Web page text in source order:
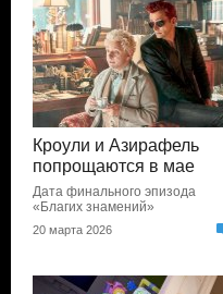
Кроули и Азирафель
попрощаются в мае
Дата финального эпизода
«Благих знамений»
20 марта 2026